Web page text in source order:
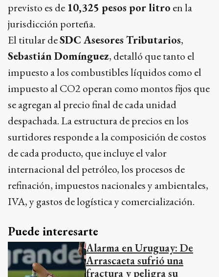
previsto es de 10,325 pesos por litro en la
jurisdicción porteña.
El titular deSDC Asesores Tributarios,
Sebastián Domínguez, detalló que tanto el
impuesto a los combustibles líquidos como el
impuesto al CO2 operan como montos fijos que
se agregan al precio final de cada unidad
despachada. La estructura de precios en los
surtidores responde a la composición de costos
de cada producto, que incluye el valor
internacional del petróleo, los procesos de
refinación, impuestos nacionales y ambientales,
IVA, y gastos de logística y comercialización.
Puede interesarte
Alarma en Uruguay: De
Arrascaeta sufrió una
fractura y peligra su